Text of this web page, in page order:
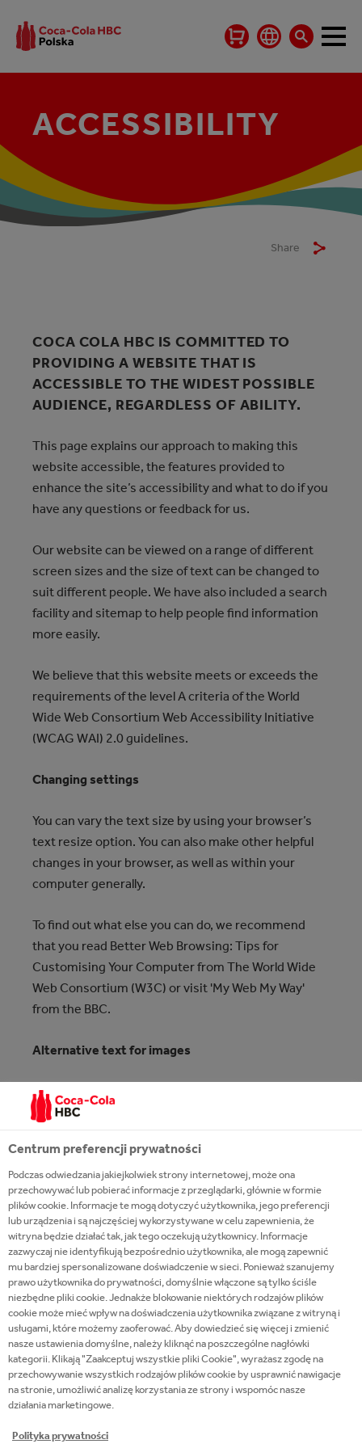
ACCESSIBILITY
Share
COCA COLA HBC IS COMMITTED TO
PROVIDING A WEBSITE THAT IS
ACCESSIBLE TO THE WIDEST POSSIBLE
AUDIENCE, REGARDLESS OF ABILITY.
This page explains our approach to making this
website accessible, the features provided to
enhance the site’s accessibility and what to do if you
have any questions or feedback for us.
Our website can be viewed on a range of different
screen sizes and the size of text can be changed to
suit different people. We have also included a search
facility and sitemap to help people find information
more easily.
We believe that this website meets or exceeds the
requirements of the level A criteria of the World
Wide Web Consortium Web Accessibility Initiative
(WCAG WAI) 2.0 guidelines.
Changing settings
You can vary the text size by using your browser’s
text resize option. You can also make other helpful
changes in your browser, as well as within your
computer generally.
To find out what else you can do, we recommend
that you read Better Web Browsing: Tips for
Customising Your Computer from The World Wide
Web Consortium (W3C) or visit 'My Web My Way'
from the BBC.
Alternative text for images
All appropriate images have been given alternative
text.
Heading elements
HTML heading elements have been used to
represent page structure, supporting assistive
technologies that allow page navigation from
heading to heading.
Link text
All hyperlinks should make sense when read out of
context, and hyperlinks are clearly presented in a
different text style from normal body text.
Centrum preferencji prywatności
Podczas odwiedzania jakiejkolwiek strony internetowej, może ona
przechowywać lub pobierać informacje z przeglądarki, głównie w formie
plików cookie. Informacje te mogą dotyczyć użytkownika, jego preferencji
lub urządzenia i są najczęściej wykorzystywane w celu zapewnienia, że
witryna będzie działać tak, jak tego oczekują użytkownicy. Informacje
zazwyczaj nie identyfikują bezpośrednio użytkownika, ale mogą zapewnić
mu bardziej spersonalizowane doświadczenie w sieci. Ponieważ szanujemy
prawo użytkownika do prywatności, domyślnie włączone są tylko ściśle
niezbędne pliki cookie. Jednakże blokowanie niektórych rodzajów plików
cookie może mieć wpływ na doświadczenia użytkownika związane z witryną i
usługami, które możemy zaoferować. Aby dowiedzieć się więcej i zmienić
nasze ustawienia domyślne, należy kliknąć na poszczególne nagłówki
kategorii. Klikają "Zaakceptuj wszystkie pliki Cookie", wyrażasz zgodę na
przechowywanie wszystkich rodzajów plików cookie by usprawnić nawigacje
na stronie, umożliwić analizę korzystania ze strony i wspomóc nasze
działania marketingowe.
Polityka prywatności